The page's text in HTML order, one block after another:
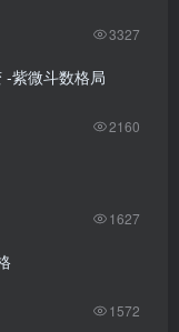
3327
-紫微斗数格局
2160
1627
1572